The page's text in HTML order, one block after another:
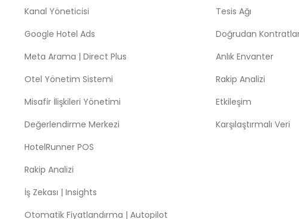
Kanal Yöneticisi
Google Hotel Ads
Meta Arama | Direct Plus
Otel Yönetim Sistemi
Misafir İlişkileri Yönetimi
Değerlendirme Merkezi
HotelRunner POS
Rakip Analizi
İş Zekası | Insights
Otomatik Fiyatlandırma | Autopilot
Tesis Ağı
Doğrudan
Anlık Envanter
Rakip Analizi
Etkileşim
Karşılaştırmalı Veri